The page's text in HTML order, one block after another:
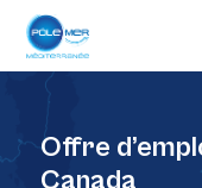
Offre
Canada
Panneau de gestion des